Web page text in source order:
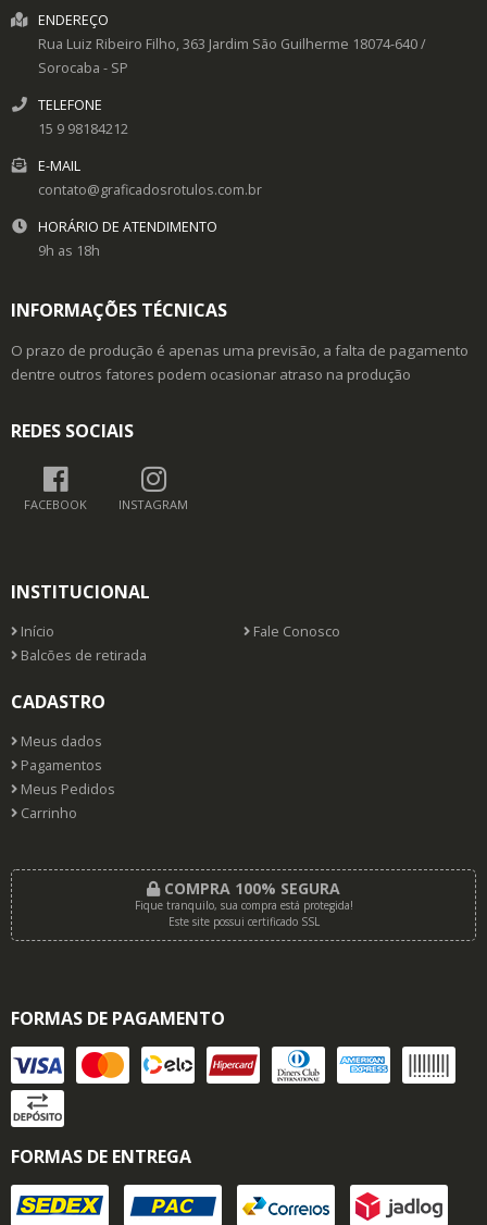
ENDEREÇO
Rua Luiz Ribeiro Filho, 363 Jardim São Guilherme 18074-640/
Sorocaba - SP
TELEFONE
15 9 98184212
E-MAIL
contato@graficadosrotulos.com.br
HORÁRIO DE ATENDIMENTO
9h as 18h
INFORMAÇÕES TÉCNICAS
O prazo de produção é apenas uma previsão, a falta de pagamento
dentre outros fatores podem ocasionar atraso na produção
REDES SOCIAIS
FACEBOOK INSTAGRAM
INSTITUCIONAL
Início
Fale Conosco
Balcões de retirada
CADASTRO
Meus dados
Pagamentos
Meus Pedidos
Carrinho
COMPRA 100% SEGURA
Fique tranquilo, sua compra está protegida!
Este site possui certificado SSL
FORMAS DE PAGAMENTO
FORMAS DE ENTREGA